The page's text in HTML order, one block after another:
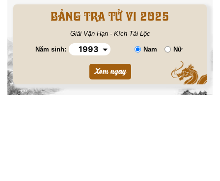
BẢNG TRA TỬ VI 2025
Giải Vận Hạn - Kích Tài Lộc
Năm sinh: Nam Nữ